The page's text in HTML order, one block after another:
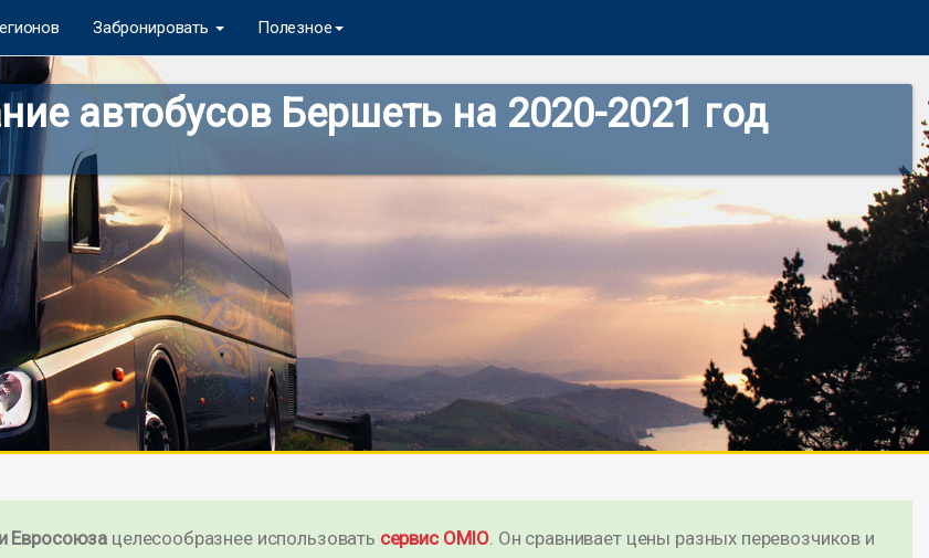
Забронировать Полезное
автобусов Бершеть на 2020-2021 год
Евросоюза целесообразнее использовать сервис OMIO. Он сравнивает цены разных перевозчиков и